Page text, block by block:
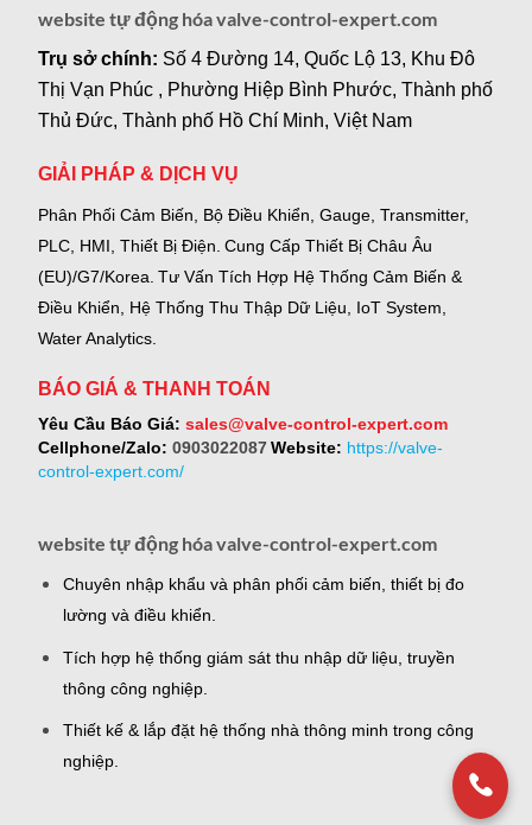
website tự động hóa valve-control-expert.com
Trụ sở chính: Số 4 Đường 14, Quốc Lộ 13, Khu Đô
Thị Vạn Phúc , Phường Hiệp Bình Phước, Thành phố
Thủ Đức, Thành phố Hồ Chí Minh, Việt Nam
GIẢI PHÁP & DỊCH VỤ
Phân Phối Cảm Biến, Bộ Điều Khiển, Gauge, Transmitter,
PLC, HMI, Thiết Bị Điện. Cung Cấp Thiết Bị Châu Âu
(EU)/G7/Korea. Tư Vấn Tích Hợp Hệ Thống Cảm Biến &
Điều Khiển, Hệ Thống Thu Thập Dữ Liệu, IoT System,
Water Analytics.
BÁO GIÁ & THANH TOÁN
Yêu Cầu Báo Giá: sales@valve-control-expert.com
Cellphone/Zalo: 0903022087 Website: https://valve-
control-expert.com/
website tự động hóa valve-control-expert.com
Chuyên nhập khẩu và phân phối cảm biến, thiết bị đo
lường và điều khiển.
Tích hợp hệ thống giám sát thu nhập dữ liệu, truyền
thông công nghiệp.
Thiết kế & lắp đặt hệ thống nhà thông minh trong công
nghiệp.